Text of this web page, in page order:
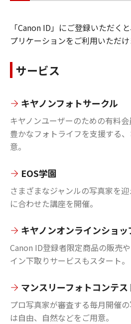
「Canon ID」にご登録いただく
プリケーションをご利用いただけ
サービス
キヤノンフォトサークル
キヤノンユーザーのための有料
豊かなフォトライフを支援する
意。
EOS学園
さまざまなジャンルの写真家を
に合わせた講座を開催。
キヤノンオンラインショッ
Canon ID登録者限定商品の販売
イン下取りサービスもスタート。
マンスリーフォトコンテス
プロ写真家が審査する毎月開催
は自由、自然などをご用意。